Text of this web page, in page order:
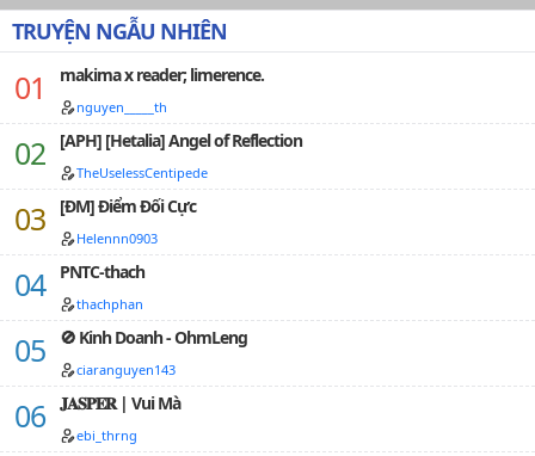
TRUYỆN NGẪU NHIÊN
makima x reader; limerence.
nguyen_____th
[APH] [Hetalia] Angel of Reflection
TheUselessCentipede
[ĐM] Điểm Đối Cực
Helennn0903
PNTC-thach
thachphan
🚫 Kinh Doanh - OhmLeng
ciaranguyen143
𝐉𝐀𝐒𝐏𝐄𝐑 | Vui Mà
ebi_thrng